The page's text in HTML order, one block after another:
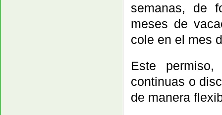
semanas, de
meses de
cole en el mes
Este
continuas o
de manera